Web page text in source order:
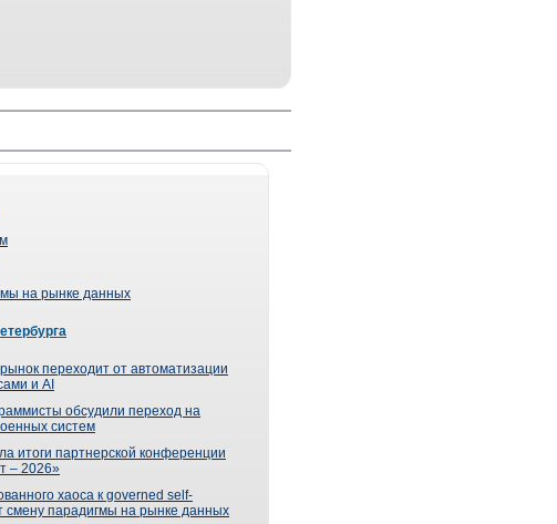
на рынке данных
переходит от автоматизации
и AI
обсудили переход на
систем
итоги партнерской конференции
– 2026»
хаоса к governed self-
смену парадигмы на рынке данных